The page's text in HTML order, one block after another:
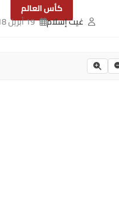
كأس العالم
غيث إسلام
19 أبريل 2018